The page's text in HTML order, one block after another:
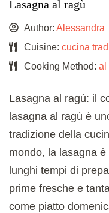
Lasagna al ragù
Author: Alessandra
Cuisine: cucina
Cooking Method: al
Lasagna al ragù: il
lasagna al ragù è
tradizione della
mondo, la lasagna
lunghi tempi di
prime fresche e
come piatto